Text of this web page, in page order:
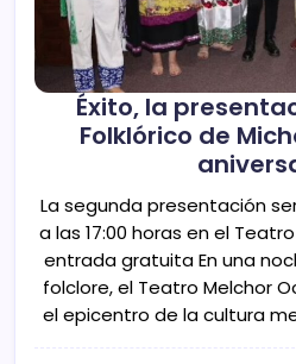
Éxito, la
Folklórico de
La segunda presentación
a las 17:00 horas en el
entrada gratuita En una
folclore, el Teatro Melchor
el epicentro de la cultura